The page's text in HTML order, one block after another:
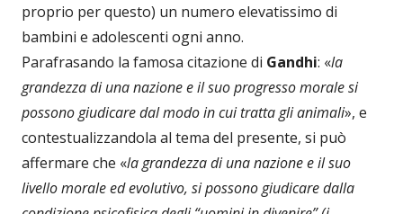
proprio per questo) un numero elevatissimo di
bambini e adolescenti ogni anno.
Parafrasando la famosa citazione di Gandhi: «la
grandezza di una nazione e il suo progresso morale si
possono giudicare dal modo in cui tratta gli animali», e
contestualizzandola al tema del presente, si può
affermare che «la grandezza di una nazione e il suo
livello morale ed evolutivo, si possono giudicare dalla